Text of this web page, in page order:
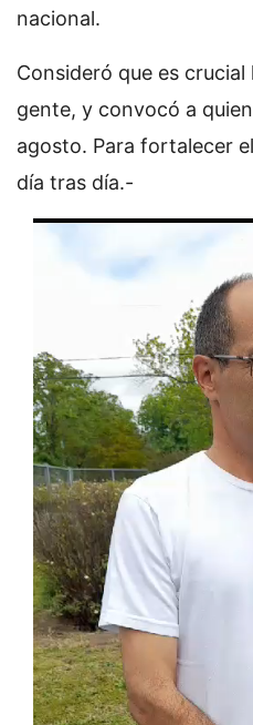
nacional.
Consideró que es
gente, y convocó a
agosto. Para fortalecer
día tras día.-